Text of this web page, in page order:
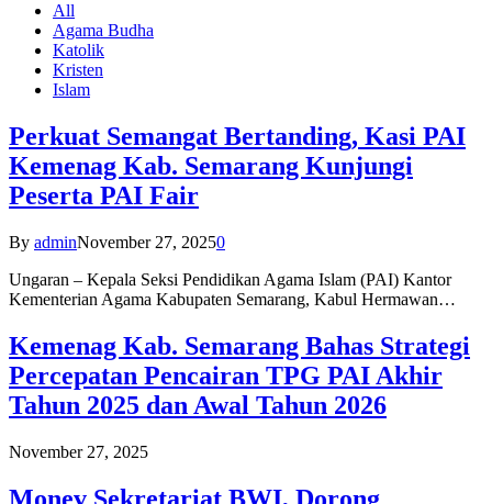
All
Agama Budha
Katolik
Kristen
Islam
Perkuat Semangat Bertanding, Kasi PAI
Kemenag Kab. Semarang Kunjungi
Peserta PAI Fair
By adminNovember 27, 20250
Ungaran – Kepala Seksi Pendidikan Agama Islam (PAI) Kantor
Kementerian Agama Kabupaten Semarang, Kabul Hermawan…
Kemenag Kab. Semarang Bahas Strategi
Percepatan Pencairan TPG PAI Akhir
Tahun 2025 dan Awal Tahun 2026
November 27, 2025
Monev Sekretariat BWI, Dorong